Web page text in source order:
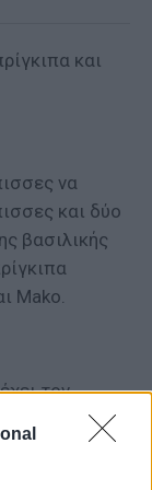
και
να
και δύο
βασιλικής
Mako.
τον
Salma και